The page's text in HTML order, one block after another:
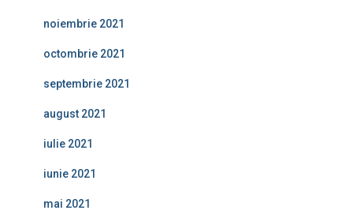
noiembrie 2021
octombrie 2021
septembrie 2021
august 2021
iulie 2021
iunie 2021
mai 2021